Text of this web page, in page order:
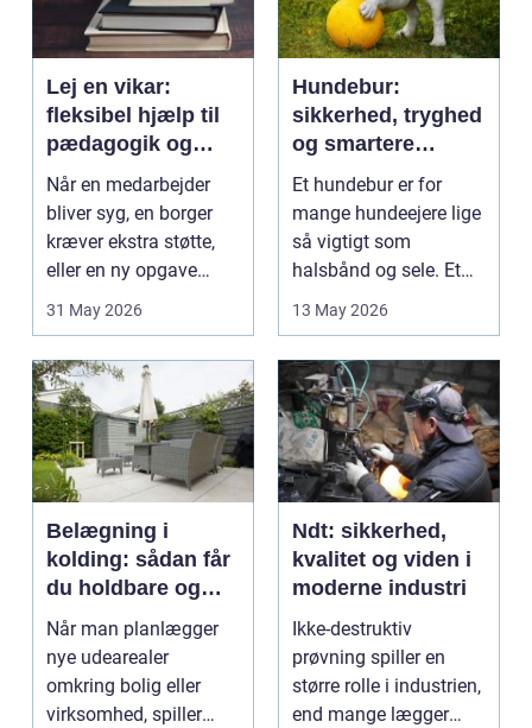
Lej en vikar:
fleksibel hjælp til
pædagogik og
sundhed
Når en medarbejder
bliver syg, en borger
kræver ekstra støtte,
eller en ny opgave
opstår fra dag til...
31 May 2026
Hundebur:
sikkerhed, tryghed
og smartere
hverdag med hund
Et hundebur er for
mange hundeejere lige
så vigtigt som
halsbånd og sele. Et
godt bur gi...
13 May 2026
Belægning i
kolding: sådan får
du holdbare og
flotte udearealer
Når man planlægger
nye udearealer
omkring bolig eller
virksomhed, spiller
Ndt: sikkerhed,
kvalitet og viden i
moderne industri
Ikke-destruktiv
prøvning spiller en
større rolle i industrien,
end mange lægger